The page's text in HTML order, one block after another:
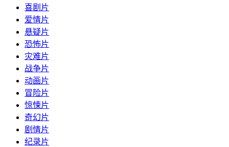
喜剧片
爱情片
悬疑片
恐怖片
灾难片
战争片
动画片
冒险片
惊悚片
奇幻片
剧情片
纪录片